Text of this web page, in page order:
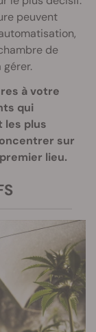
peuvent
de
à votre
qui
les plus
sur
lieu.